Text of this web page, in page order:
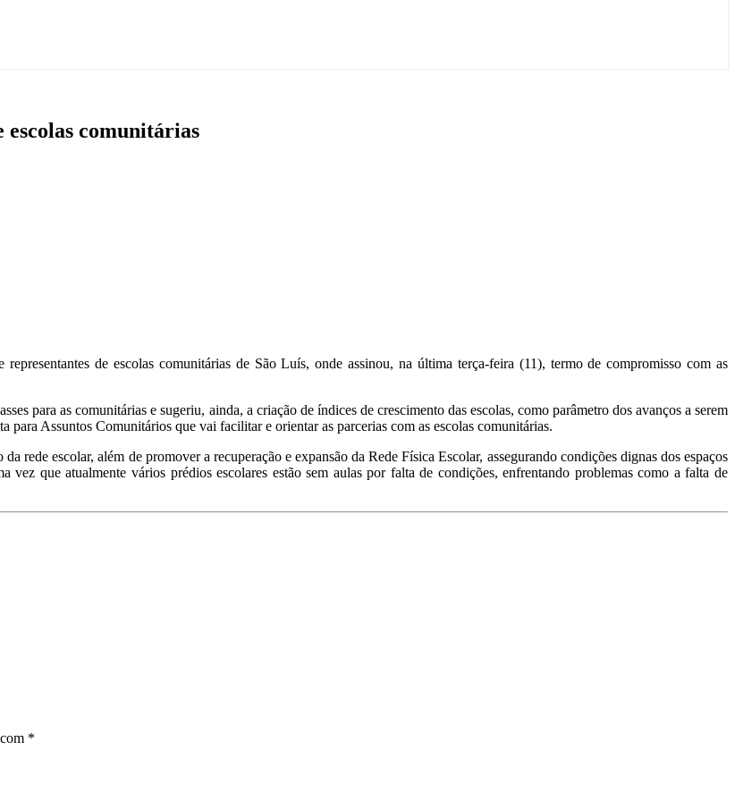
escolas comunitárias
de escolas comunitárias de São Luís, onde assinou, na última terça-feira (11), termo de compromisso com as
para as comunitárias e sugeriu, ainda, a criação de índices de crescimento das escolas, como parâmetro dos avanços a serem
para Assuntos Comunitários que vai facilitar e orientar as parcerias com as escolas comunitárias.
rede escolar, além de promover a recuperação e expansão da Rede Física Escolar, assegurando condições dignas dos espaços
vez que atualmente vários prédios escolares estão sem aulas por falta de condições, enfrentando problemas como a falta de
*